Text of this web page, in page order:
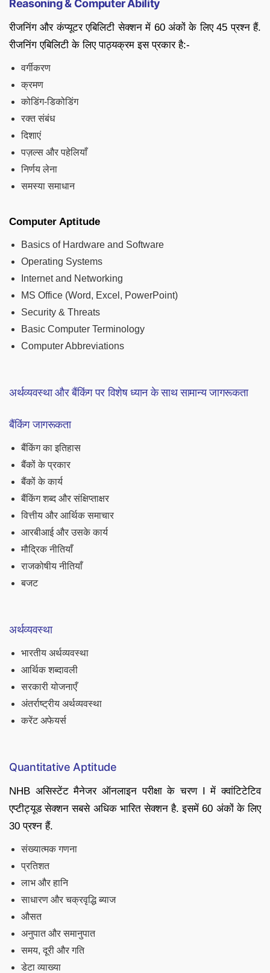
Reasoning & Computer Ability
रीजनिंग और कंप्यूटर एबिलिटी सेक्शन में 60 अंकों के लिए 45 प्रश्न हैं.
रीजनिंग एबिलिटी के लिए पाठ्यक्रम इस प्रकार है:-
वर्गीकरण
क्रमण
कोडिंग-डिकोडिंग
रक्त संबंध
दिशाएं
पज़ल्स और पहेलियाँ
निर्णय लेना
समस्या समाधान
Computer Aptitude
Basics of Hardware and Software
Operating Systems
Internet and Networking
MS Office (Word, Excel, PowerPoint)
Security & Threats
Basic Computer Terminology
Computer Abbreviations
अर्थव्यवस्था और बैंकिंग पर विशेष ध्यान के साथ सामान्य जागरूकता
बैंकिंग जागरूकता
बैंकिंग का इतिहास
बैंकों के प्रकार
बैंकों के कार्य
बैंकिंग शब्द और संक्षिप्ताक्षर
वित्तीय और आर्थिक समाचार
आरबीआई और उसके कार्य
मौद्रिक नीतियाँ
राजकोषीय नीतियाँ
बजट
अर्थव्यवस्था
भारतीय अर्थव्यवस्था
आर्थिक शब्दावली
सरकारी योजनाएँ
अंतर्राष्ट्रीय अर्थव्यवस्था
करेंट अफेयर्स
Quantitative Aptitude
NHB असिस्टेंट मैनेजर ऑनलाइन परीक्षा के चरण I में क्वांटिटेटिव
एप्टीट्यूड सेक्शन सबसे अधिक भारित सेक्शन है. इसमें 60 अंकों के लिए
30 प्रश्न हैं.
संख्यात्मक गणना
प्रतिशत
लाभ और हानि
साधारण और चक्रवृद्धि ब्याज
औसत
अनुपात और समानुपात
समय, दूरी और गति
डेटा व्याख्या